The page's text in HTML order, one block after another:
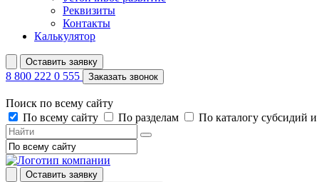
Реквизиты
Контакты
Калькулятор
Оставить заявку
8 800 222 0 555 Заказать звонок
Поиск по всему сайту
По всему сайту
По разделам По каталогу субсидий
Оставить заявку